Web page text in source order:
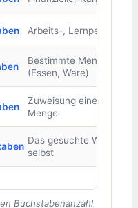
Arbeits-, Lernpensum
Bestimmte Menge
(Essen, Ware)
Zuweisung einer
Menge
Das gesuchte Wort
selbst
Buchstabenanzahl